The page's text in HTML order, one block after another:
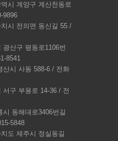
시 계양구 계산천동로
9896
시 전의면 동신길 55 /
산구 평동로1106번
8541
산시 사동 588-6 / 전화
구 부용로 14-36 / 전
동해대로3406번길
5848
도 제주시 정실동길